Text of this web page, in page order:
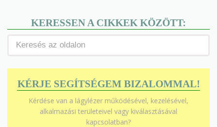
KERESSEN A CIKKEK KÖZÖTT:
KÉRJE SEGÍTSÉGEM BIZALOMMAL!
Kérdése van a lágylézer működésével, kezelésével,
alkalmazási területeivel vagy kiválasztásával
kapcsolatban?